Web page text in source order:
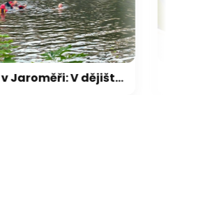
Tragédie v Jaroměři: V dějišti známého metalového festivalu utonul muž